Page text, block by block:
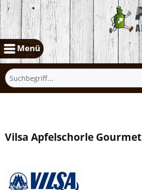
Menü
Vilsa Apfelschorle Gourmet